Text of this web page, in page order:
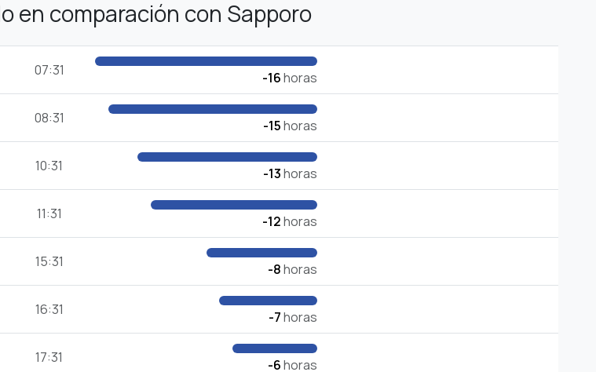
en comparación con Sapporo
07:31 -16horas
08:31 -15horas
10:31 -13horas
11:31 -12horas
15:31 -8horas
16:31 -7horas
17:31 -6horas